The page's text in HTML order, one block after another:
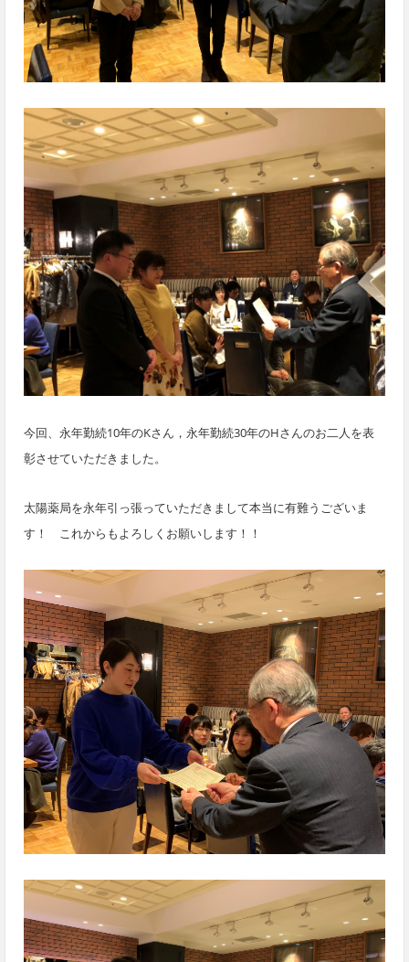
今回、永年勤続10年のKさん，永年勤続30年のHさんのお二人を表
彰させていただきました。
太陽薬局を永年引っ張っていただきまして本当に有難うございま
す！ これからもよろしくお願いします！！